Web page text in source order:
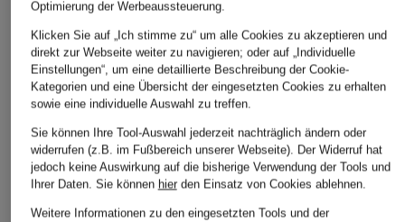
Optimierung der Werbeaussteuerung.
Klicken Sie auf „Ich stimme zu“ um alle Cookies zu akzeptieren und
direkt zur Webseite weiter zu navigieren; oder auf „Individuelle
Einstellungen“, um eine detaillierte Beschreibung der Cookie-
Kategorien und eine Übersicht der eingesetzten Cookies zu erhalten
sowie eine individuelle Auswahl zu treffen.
Sie können Ihre Tool-Auswahl jederzeit nachträglich ändern oder
widerrufen (z.B. im Fußbereich unserer Webseite). Der Widerruf hat
jedoch keine Auswirkung auf die bisherige Verwendung der Tools und
Ihrer Daten. Sie können hierden Einsatz von Cookies ablehnen.
Weitere Informationen zu den eingesetzten Tools und der